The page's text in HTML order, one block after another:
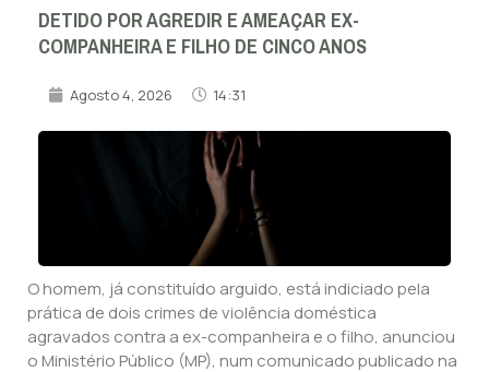
DETIDO POR AGREDIR E AMEAÇAR EX-
COMPANHEIRA E FILHO DE CINCO ANOS
Agosto 4, 2026 14:31
O homem, já constituído arguido, está indiciado pela
prática de dois crimes de violência doméstica
agravados contra a ex-companheira e o filho, anunciou
o Ministério Público (MP), num comunicado publicado na